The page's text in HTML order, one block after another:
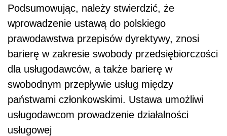
Podsumowując, należy stwierdzić, że
wprowadzenie ustawą do polskiego
prawodawstwa przepisów dyrektywy, znosi
barierę w zakresie swobody przedsiębiorczości
dla usługodawców, a także barierę w
swobodnym przepływie usług między
państwami członkowskimi. Ustawa umożliwi
usługodawcom prowadzenie działalności
usługowej